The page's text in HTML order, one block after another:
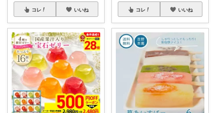
コレ いいね コレ いいね